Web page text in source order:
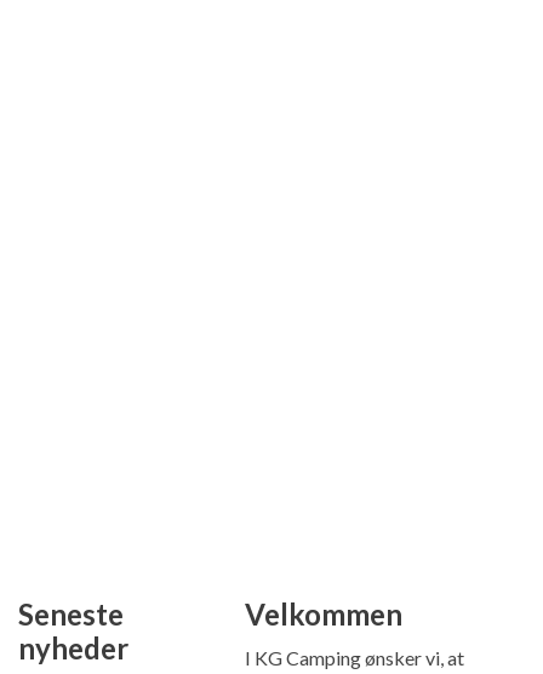
Seneste
nyheder
Velkommen
I KG Camping ønsker vi, at